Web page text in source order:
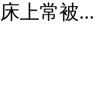
上常被...